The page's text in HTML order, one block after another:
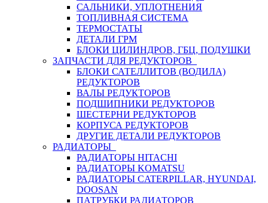
САЛЬНИКИ, УПЛОТНЕНИЯ
ТОПЛИВНАЯ СИСТЕМА
ТЕРМОСТАТЫ
ДЕТАЛИ ГРМ
БЛОКИ ЦИЛИНДРОВ, ГБЦ, ПОДУШКИ
ЗАПЧАСТИ ДЛЯ РЕДУКТОРОВ
БЛОКИ САТЕЛЛИТОВ (ВОДИЛА)
РЕДУКТОРОВ
ВАЛЫ РЕДУКТОРОВ
ПОДШИПНИКИ РЕДУКТОРОВ
ШЕСТЕРНИ РЕДУКТОРОВ
КОРПУСА РЕДУКТОРОВ
ДРУГИЕ ДЕТАЛИ РЕДУКТОРОВ
РАДИАТОРЫ
РАДИАТОРЫ HITACHI
РАДИАТОРЫ KOMATSU
РАДИАТОРЫ CATERPILLAR, HYUNDAI,
DOOSAN
ПАТРУБКИ РАДИАТОРОВ